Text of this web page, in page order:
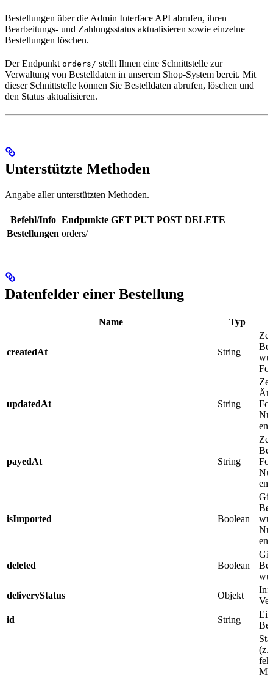
Bestellungen über die Admin Interface API abrufen, ihren
Bearbeitungs- und Zahlungsstatus aktualisieren sowie einzelne
Bestellungen löschen.
Der Endpunkt orders/ stellt Ihnen eine Schnittstelle zur
Verwaltung von Bestelldaten in unserem Shop-System bereit. Mit
dieser Schnittstelle können Sie Bestelldaten abrufen, löschen und
den Status aktualisieren.
Unterstützte Methoden
Angabe aller unterstützten Methoden.
Befehl/Info Endpunkte GET PUT POST DELETE
Bestellungen orders/
Datenfelder einer Bestellung
Name Typ
createdAt String
updatedAt String
payedAt String
isImported Boolean
deleted Boolean
deliveryStatus
Objekt
id
String
(z.